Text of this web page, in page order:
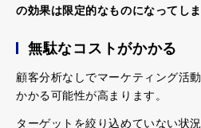
の効果は限定的なものになってし
無駄なコストがかかる
顧客分析なしでマーケティング活
かかる可能性が高まります。
ターゲットを絞り込めていない状